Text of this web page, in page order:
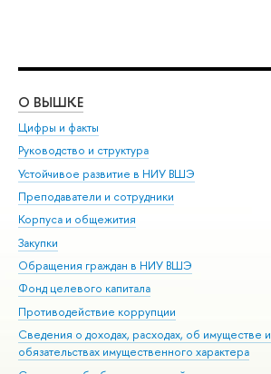
О ВЫШКЕ
Цифры и факты
Руководство и структура
Устойчивое развитие в НИУ ВШЭ
Преподаватели и сотрудники
Корпуса и общежития
Закупки
Обращения граждан в НИУ ВШЭ
Фонд целевого капитала
Противодействие коррупции
Сведения о доходах, расходах, об имуществе и
обязательствах имущественного характера